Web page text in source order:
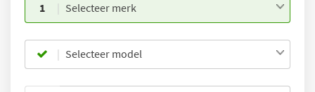
1 Selecteer merk
Selecteer model